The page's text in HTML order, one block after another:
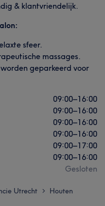
& klantvriendelijk.
sfeer.
massages.
worden geparkeerd voor
09:00–16:00
09:00–16:00
09:00–16:00
09:00–16:00
09:00–17:00
09:00–16:00
Gesloten
Utrecht > Houten